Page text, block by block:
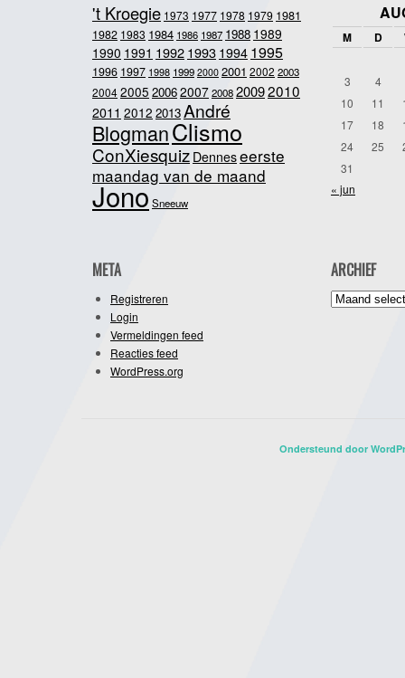
't Kroegie 1973 1977 1978 1979 1981
1982 1983 1984 1986 1987 1988 1989
1990 1991 19921993 1994 1995
1996 1997 1998 1999 2000 2001 2002 2003
20042005 20062007200820092010
2011 2012 2013André
BlogmanClismo
ConXiesquiz Denneseerste
maandag van de maand
JonoSneeuw
M D
3
4
10
11
17
18
24
25
31
« jun
META
Registreren
Login
Vermeldingen feed
Reacties feed
WordPress.org
ARCHIEF
Archief
Ondersteund door